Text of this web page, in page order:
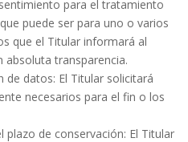
para el tratamiento
puede ser para uno o varios
que el Titular informará al
absoluta transparencia.
de datos: El Titular solicitará
necesarios para el fin o los
plazo de conservación: El Titular